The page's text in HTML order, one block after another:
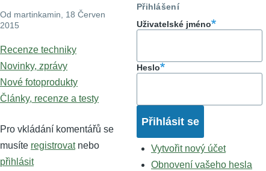
Od martinkamin , 18 Červen
2015
Recenze techniky
Novinky, zprávy
Nové fotoprodukty
Články, recenze a testy
Pro vkládání komentářů se
musíte registrovatnebo
přihlásit
Přihlášení
Uživatelské jméno
Heslo
Vytvořit nový účet
Obnovení vašeho hesla